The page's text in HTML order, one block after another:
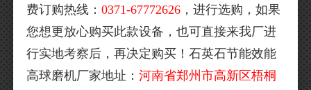
费订购热线：0371-67772626 ，进行选购，如果
您想更放心购买此款设备，也可直接来我厂进
行实地考察后，再决定购买！石英石节能效能
高球磨机厂家地址：河南省郑州市高新区梧桐